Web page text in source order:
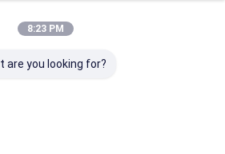
8:23 PM
are you looking for?